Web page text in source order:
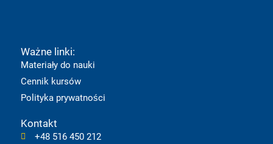
o
o
k
b
e
Ważne linki:
Materiały do nauki
Cennik kursów
Polityka prywatności
Kontakt
+48 516 450 212